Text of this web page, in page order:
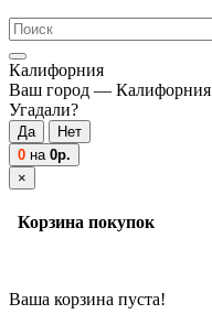
Калифорния
Ваш город — Калифорния
Угадали?
0 на 0р.
×
Корзина покупок
Ваша корзина пуста!